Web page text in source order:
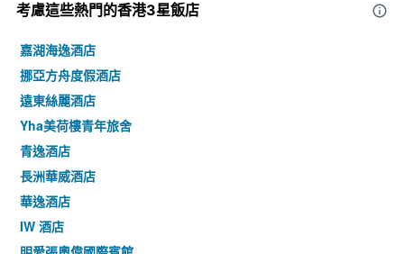
考慮這些熱門的香港3星​飯店
嘉湖海逸酒店
挪亞方舟度假酒店
遠東絲麗酒店
Yha美荷樓青年旅舍
青逸酒店
長洲華威酒店
華逸酒店
IW 酒店